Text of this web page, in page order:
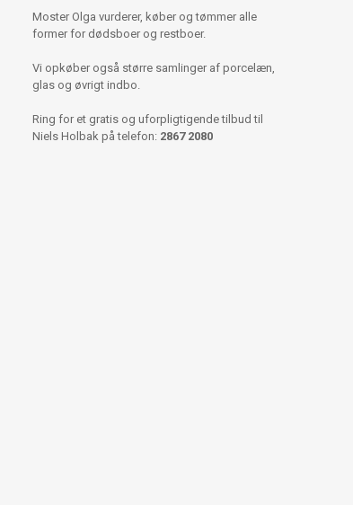
Moster Olga vurderer, køber og tømmer alle
former for dødsboer og restboer.
Vi opkøber også større samlinger af porcelæn,
glas og øvrigt indbo.
Ring for et gratis og uforpligtigende tilbud til
Niels Holbak på telefon: 2867 2080